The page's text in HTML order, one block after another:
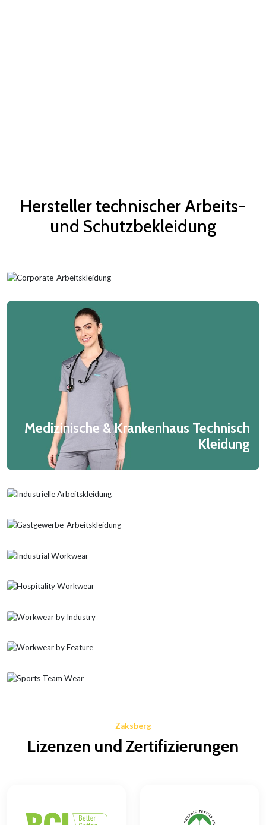
Hersteller technischer Arbeits-
und Schutzbekleidung
Medizinische & Krankenhaus Technisch
Kleidung
Schwer Pflicht Ingenieurwesen
Arbeitskleidung
Bodenpersonal des Flughafens
Zaksberg
Lizenzen und Zertifizierungen